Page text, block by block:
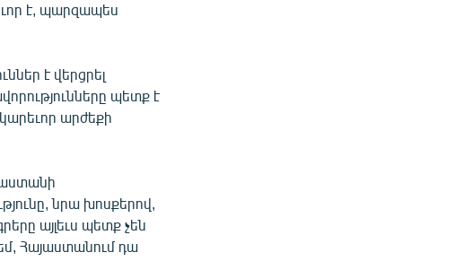
է, պարզապես
է վերցրել
պետք է
արժեքի
նրա խոսքերով,
այլեւս պետք չեն
Հայաստանում դա